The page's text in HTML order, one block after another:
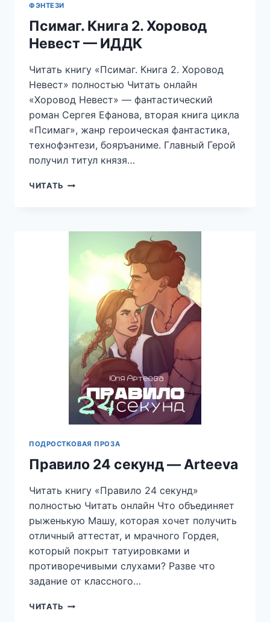
ФЭНТЕЗИ
Псимаг. Книга 2. Хоровод
Невест — ИДДК
Читать книгу «Псимаг. Книга 2. Хоровод
Невест» полностью Читать онлайн
«Хоровод Невест» — фантастический
роман Сергея Ефанова, вторая книга цикла
«Псимаг», жанр героическая фантастика,
технофэнтези, бояръаниме. Главный Герой
получил титул князя…
ЧИТАТЬ ПСИМАГ.
НЕВЕСТ
ПОДРОСТКОВАЯ ПРОЗА
Правило 24 секунд — Arteeva
Читать книгу «Правило 24 секунд»
полностью Читать онлайн Что объединяет
рыженькую Машу, которая хочет получить
отличный аттестат, и мрачного Гордея,
который покрыт татуировками и
противоречивыми слухами? Разве что
задание от классного…
ЧИТАТЬ ПРАВИЛО